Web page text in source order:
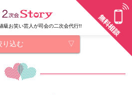
級お笑い芸人が司会の二次会代行!!
り込む